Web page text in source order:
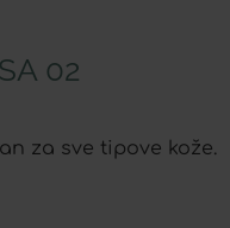
02
za sve tipove kože.